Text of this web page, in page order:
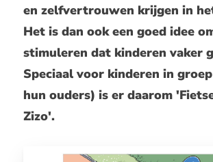
en zelfvertrouwen krijgen in
Het is dan ook een goed idee
stimuleren dat kinderen vaker
Speciaal voor kinderen in
hun ouders) is er daarom
Zizo'.